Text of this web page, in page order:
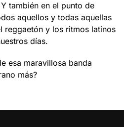
también en el punto de
aquellos y todas aquellas
reggaetón y los ritmos latinos
días.
esa maravillosa banda
más?